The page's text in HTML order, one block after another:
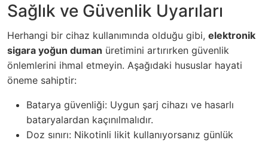
Sağlık ve Güvenlik Uyarıları
Herhangi bir cihaz kullanımında olduğu gibi, elektronik
sigara yoğun duman üretimini artırırken güvenlik
önlemlerini ihmal etmeyin. Aşağıdaki hususlar hayati
öneme sahiptir:
Batarya güvenliği: Uygun şarj cihazı ve hasarlı
bataryalardan kaçınılmalıdır.
Doz sınırı: Nikotinli likit kullanıyorsanız günlük